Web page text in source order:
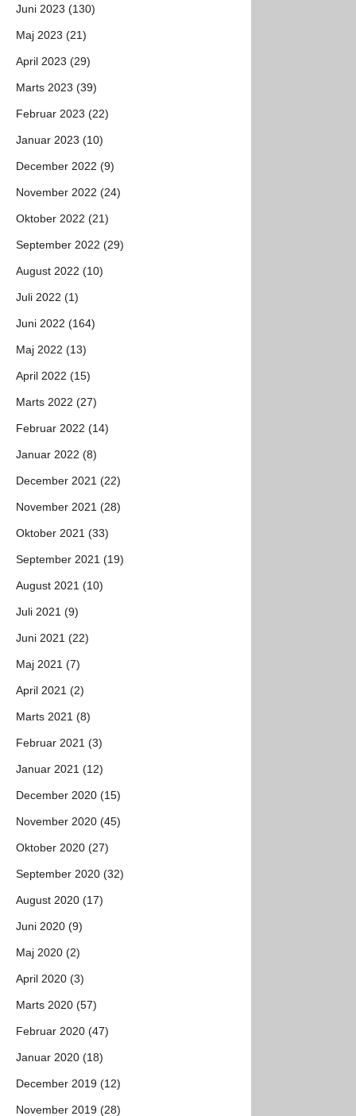
Juni 2023 (130)
Maj 2023 (21)
April 2023 (29)
Marts 2023 (39)
Februar 2023 (22)
Januar 2023 (10)
December 2022 (9)
November 2022 (24)
Oktober 2022 (21)
September 2022 (29)
August 2022 (10)
Juli 2022 (1)
Juni 2022 (164)
Maj 2022 (13)
April 2022 (15)
Marts 2022 (27)
Februar 2022 (14)
Januar 2022 (8)
December 2021 (22)
November 2021 (28)
Oktober 2021 (33)
September 2021 (19)
August 2021 (10)
Juli 2021 (9)
Juni 2021 (22)
Maj 2021 (7)
April 2021 (2)
Marts 2021 (8)
Februar 2021 (3)
Januar 2021 (12)
December 2020 (15)
November 2020 (45)
Oktober 2020 (27)
September 2020 (32)
August 2020 (17)
Juni 2020 (9)
Maj 2020 (2)
April 2020 (3)
Marts 2020 (57)
Februar 2020 (47)
Januar 2020 (18)
December 2019 (12)
November 2019 (28)